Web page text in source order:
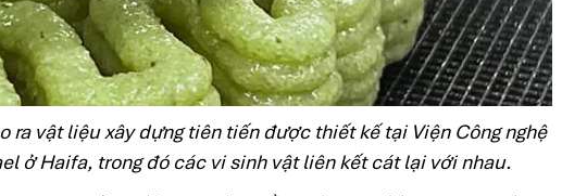
ra vật liệu xây dựng tiên tiến được thiết kế tại Viện Công nghệ
ở Haifa, trong đó các vi sinh vật liên kết cát lại với nhau.